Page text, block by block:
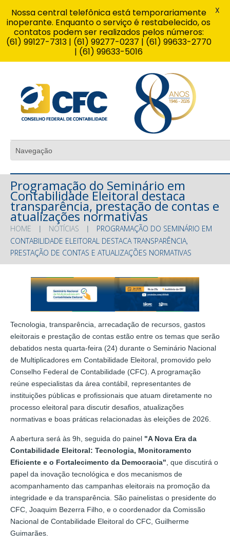
Programação do Seminário em
Contabilidade Eleitoral destaca
transparência, prestação de contas e
atualizações normativas
HOME NOTÍCIAS
PROGRAMAÇÃO DO SEMINÁRIO EM
CONTABILIDADE ELEITORAL DESTACA TRANSPARÊNCIA,
PRESTAÇÃO DE CONTAS E ATUALIZAÇÕES NORMATIVAS
Tecnologia, transparência, arrecadação de recursos, gastos
eleitorais e prestação de contas estão entre os temas que serão
debatidos nesta quarta-feira (24) durante o Seminário Nacional
de Multiplicadores em Contabilidade Eleitoral, promovido pelo
Conselho Federal de Contabilidade (CFC). A programação
reúne especialistas da área contábil, representantes de
instituições públicas e profissionais que atuam diretamente no
processo eleitoral para discutir desafios, atualizações
normativas e boas práticas relacionadas às eleições de 2026.
A abertura será às 9h, seguida do painel "A Nova Era da
Contabilidade Eleitoral: Tecnologia, Monitoramento
Eficiente e o Fortalecimento da Democracia" , que discutirá o
papel da inovação tecnológica e dos mecanismos de
acompanhamento das campanhas eleitorais na promoção da
integridade e da transparência. São painelistas o presidente do
CFC, Joaquim Bezerra Filho, e o coordenador da Comissão
Nacional de Contabilidade Eleitoral do CFC, Guilherme
Guimarães.
Nossa central telefônica está temporariamente
inoperante. Enquanto o serviço é restabelecido, os
contatos podem ser realizados pelos números:
(61) 99127-7313 | (61) 99277-0237 | (61) 99633-2770
| (61) 99633-5016
X